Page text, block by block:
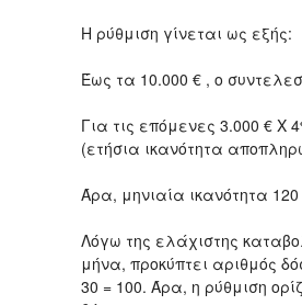
Η ρύθμιση γίνεται ως εξής:
Έως τα 10.000 € , ο
Για τις επόμενες 3.000 € Χ
(ετήσια ικανότητα
Άρα, μηνιαία ικανότητα 120
Λόγω της ελάχιστης
μήνα, προκύπτει αριθμός
30 = 100. Άρα, η ρύθμιση